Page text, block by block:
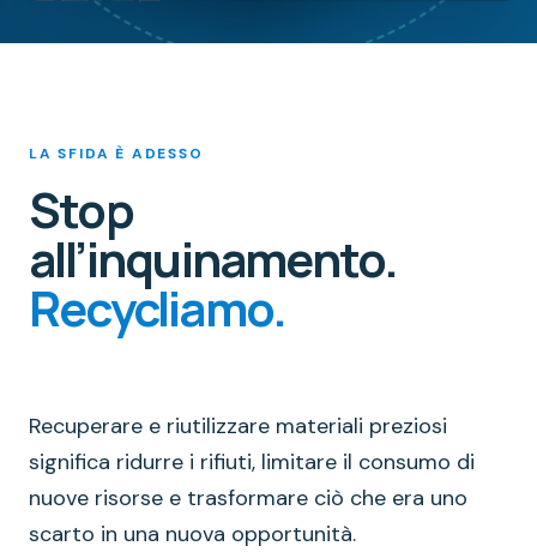
LA SFIDA È ADESSO
Stop
all’inquinamento.
Recycliamo.
Recuperare e riutilizzare materiali preziosi
significa ridurre i rifiuti, limitare il consumo di
nuove risorse e trasformare ciò che era uno
scarto in una nuova opportunità.